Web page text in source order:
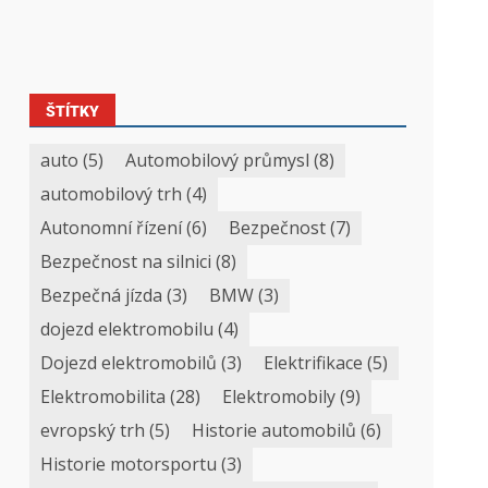
ŠTÍTKY
auto (5) Automobilový průmysl (8)
automobilový trh (4)
Autonomní řízení(6) Bezpečnost(7)
Bezpečnost na silnici (8)
Bezpečná jízda (3) BMW(3)
dojezd elektromobilu (4)
Dojezd elektromobilů (3) Elektrifikace (5)
Elektromobilita (28) Elektromobily(9)
evropský trh (5) Historie automobilů (6)
Historie motorsportu (3)